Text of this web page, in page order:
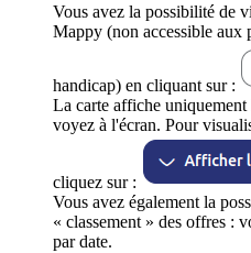
Vous avez la possibilité de
Mappy (non accessible aux
handicap) en cliquant sur :
La carte affiche
voyez à l'écran. Pour
cliquez sur :
Vous avez également la
« classement » des offres :
par date.